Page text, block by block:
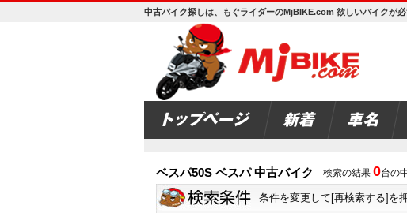
中古バイク探しは、もぐライダーのMjBIKE.com 欲しいバイクが必
ベスパ50S ベスパ 中古バイク 検索の結果 0台の
条件を変更して[再検索する]を